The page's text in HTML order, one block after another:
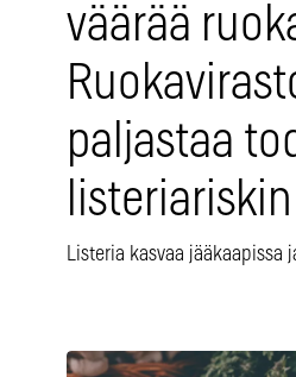
väärää
paljastaa
listeriariskin
Listeria kasvaa jääkaapissa